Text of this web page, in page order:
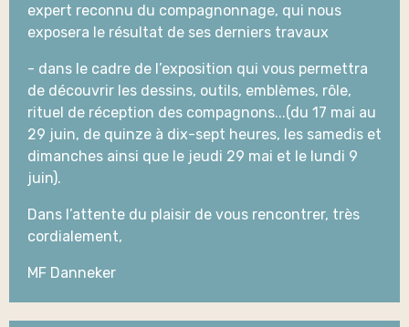
expert reconnu du compagnonnage, qui nous
exposera le résultat de ses derniers travaux
- dans le cadre de l’exposition qui vous permettra
de découvrir les dessins, outils, emblèmes, rôle,
rituel de réception des compagnons...(du 17 mai au
29 juin, de quinze à dix-sept heures, les samedis et
dimanches ainsi que le jeudi 29 mai et le lundi 9
juin).
Dans l’attente du plaisir de vous rencontrer, très
cordialement,
MF Danneker